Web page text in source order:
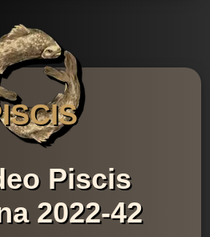
Piscis
2022-42